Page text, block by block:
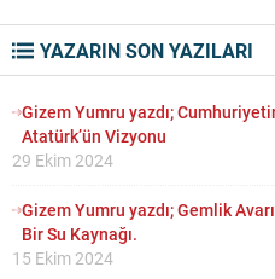
YAZARIN SON YAZILARI
Gizem Yumru yazdı;
Atatürk’ün Vizyonu
29 Ekim 2024
Gizem Yumru yazdı; Gemlik
Bir Su Kaynağı.
15 Ekim 2024